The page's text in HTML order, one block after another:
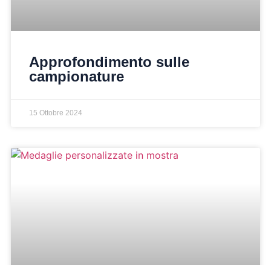
Approfondimento sulle
campionature
15 Ottobre 2024